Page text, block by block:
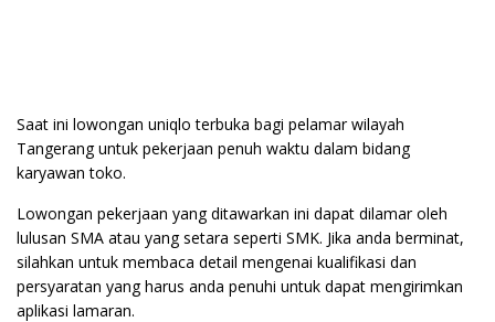
Saat ini lowongan uniqlo terbuka bagi pelamar wilayah
Tangerang untuk pekerjaan penuh waktu dalam bidang
karyawan toko.
Lowongan pekerjaan yang ditawarkan ini dapat dilamar oleh
lulusan SMA atau yang setara seperti SMK. Jika anda berminat,
silahkan untuk membaca detail mengenai kualifikasi dan
persyaratan yang harus anda penuhi untuk dapat mengirimkan
aplikasi lamaran.